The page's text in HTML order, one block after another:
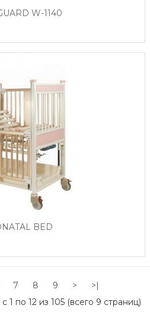
W-1140
BED
7 8 9 >
>|
1 по 12 из 105 (всего 9 страниц)